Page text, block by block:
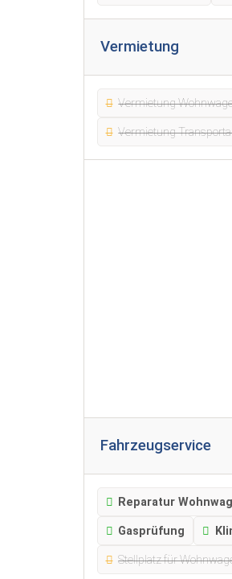
Vermietung
Vermietung
Vermietung
Fahrzeugservice
Reparatur
Gasprüfung
Stellplatz für